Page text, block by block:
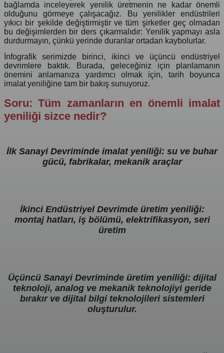
bağlamda inceleyerek yenilik üretmenin ne kadar önemli
olduğunu görmeye çalışacağız. Bu yenilikler endüstrileri
yıkıcı bir şekilde değiştirmiştir ve tüm şirketler geç olmadan
bu değişimlerden bir ders çıkarmalıdır: Yenilik yapmayı asla
durdurmayın, çünkü yerinde duranlar ortadan kaybolurlar.
İnfografik serimizde birinci, ikinci ve üçüncü endüstriyel
devrimlere baktık. Burada, geleceğiniz için planlamanın
önemini anlamanıza yardımcı olmak için, tarih boyunca
imalat yeniliğine tam bir bakış sunuyoruz.
Soru: Tüm zamanların en önemli imalat
yeniliği sizce nedir?
İlk Sanayi Devriminde imalat yeniliği: su ve buhar
gücü, fabrikalar, mekanik araçlar
İkinci Endüstriyel Devrimde üretim yeniliği:
montaj hatları, iş bölümü, elektrifikasyon, seri
üretim
Üçüncü Sanayi Devriminde üretim yeniliği: dijital
teknoloji, analog ve mekanik teknolojiyi geride
bırakır ve dijital bilgi teknolojileri sistemleri
oluşturulur.